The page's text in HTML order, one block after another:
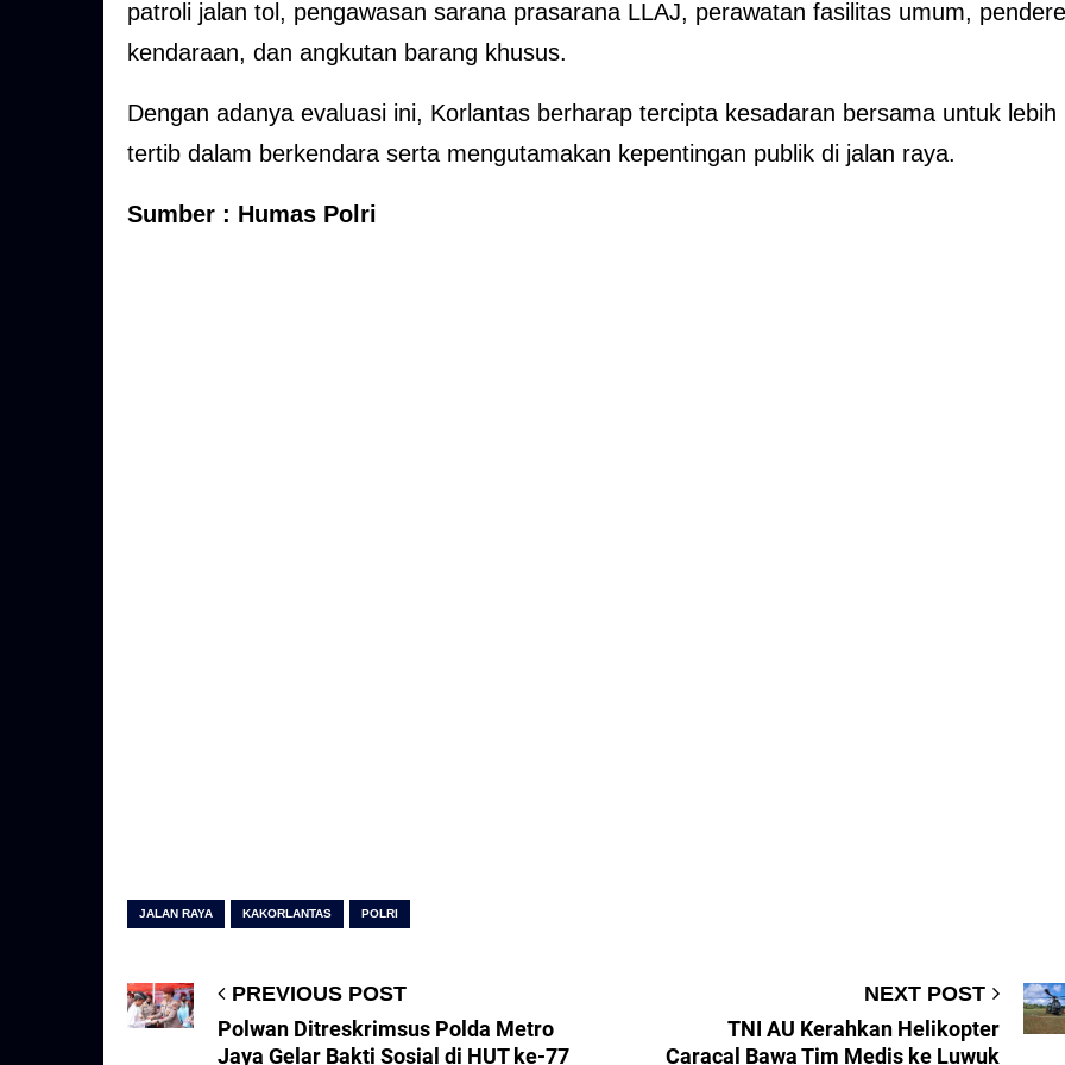
patroli jalan tol, pengawasan sarana prasarana LLAJ, perawatan fasilitas umum,
kendaraan, dan angkutan barang khusus.
Dengan adanya evaluasi ini, Korlantas berharap tercipta kesadaran bersama untuk lebih
tertib dalam berkendara serta mengutamakan kepentingan publik di jalan raya.
Sumber : Humas Polri
JALAN RAYA KAKORLANTAS POLRI
PREVIOUS POST
Polwan Ditreskrimsus Polda Metro
Jaya Gelar Bakti Sosial di HUT ke-77
NEXT POST
TNI AU Kerahkan Helikopter
Caracal Bawa Tim Medis ke Luwuk